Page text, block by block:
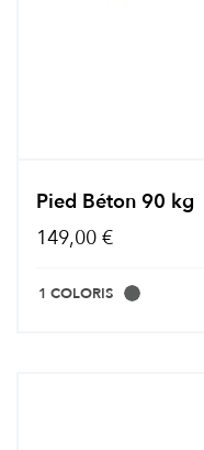
Pied Béton 90 kg
149,00 €
1 COLORIS